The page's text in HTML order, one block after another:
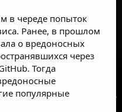
в череде попыток
Ранее, в прошлом
о вредоносных
через
Тогда
популярные